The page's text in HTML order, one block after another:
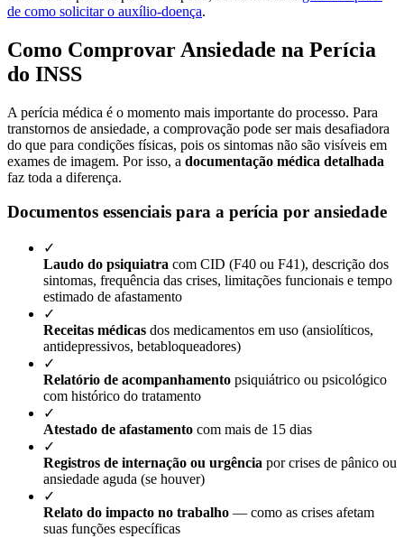
de como solicitar o auxílio-doença.
Como Comprovar Ansiedade na Perícia
do INSS
A perícia médica é o momento mais importante do processo. Para
transtornos de ansiedade, a comprovação pode ser mais desafiadora
do que para condições físicas, pois os sintomas não são visíveis em
exames de imagem. Por isso, a documentação médica detalhada
faz toda a diferença.
Documentos essenciais para a perícia por ansiedade
✓
Laudo do psiquiatra com CID (F40 ou F41), descrição dos
sintomas, frequência das crises, limitações funcionais e tempo
estimado de afastamento
✓
Receitas médicas dos medicamentos em uso (ansiolíticos,
antidepressivos, betabloqueadores)
✓
Relatório de acompanhamento psiquiátrico ou psicológico
com histórico do tratamento
✓
Atestado de afastamento com mais de 15 dias
✓
Registros de internação ou urgência por crises de pânico ou
ansiedade aguda (se houver)
✓
Relato do impacto no trabalho — como as crises afetam
suas funções específicas